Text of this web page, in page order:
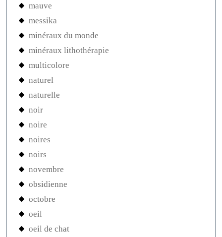
mauve
messika
minéraux du monde
minéraux lithothérapie
multicolore
naturel
naturelle
noir
noire
noires
noirs
novembre
obsidienne
octobre
oeil
oeil de chat